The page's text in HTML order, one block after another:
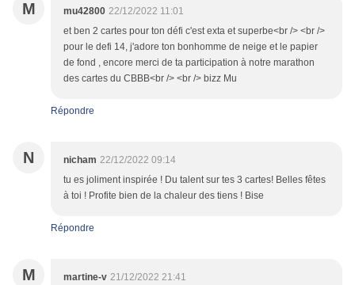
M mu42800 22/12/2022 11:01
et ben 2 cartes pour ton défi c'est exta et superbe<br /> <br />
pour le defi 14, j'adore ton bonhomme de neige et le papier
de fond , encore merci de ta participation à notre marathon
des cartes du CBBB<br /> <br /> bizz Mu
Répondre
N nicham 22/12/2022 09:14
tu es joliment inspirée ! Du talent sur tes 3 cartes! Belles fêtes
à toi ! Profite bien de la chaleur des tiens ! Bise
Répondre
M martine-v 21/12/2022 21:41